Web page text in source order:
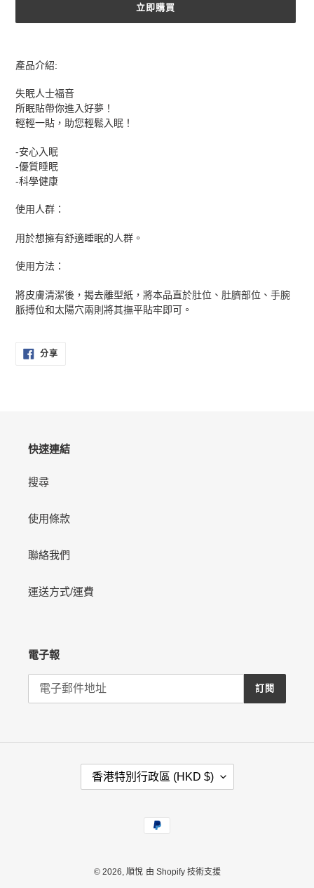
立即購買
在
將
產
品
加
您
的
購
車
產品介紹:
失眠人士福音
所眠貼帶你進入好夢！
輕輕一貼，助您輕鬆入眠！
-安心入眠
-優質睡眠
-科學健康
使用人群：
用於想擁有舒適睡眠的人群。
使用方法：
將皮膚清潔後，揭去離型紙，將本品直於肚位、肚臍部位、手腕
脈搏位和太陽穴兩則將其撫平貼牢即可。
分享分
快速連結
搜尋
使用條款
聯絡我們
運送方式/運費
電子報
訂閱
國香港特別行政區 (HKD $)
付
款
© 2026, 順悅 由 Shopify 技術支援